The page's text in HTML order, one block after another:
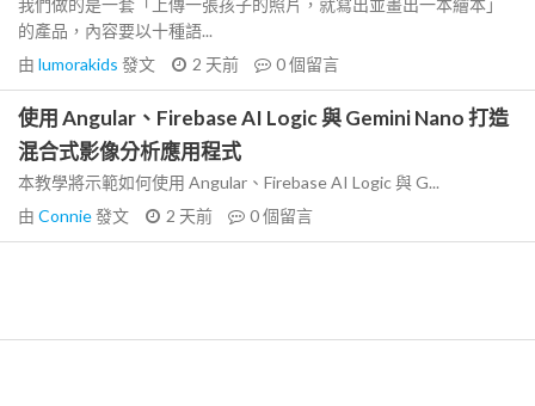
我們做的是一套「上傳一張孩子的照片，就寫出並畫出一本繪本」
的產品，內容要以十種語...
由 lumorakids 發文 2 天前 0個留言
使用 Angular、Firebase AI Logic 與 Gemini Nano 打造
混合式影像分析應用程式
本教學將示範如何使用 Angular、Firebase AI Logic 與 G...
由 Connie發文 2 天前 0個留言